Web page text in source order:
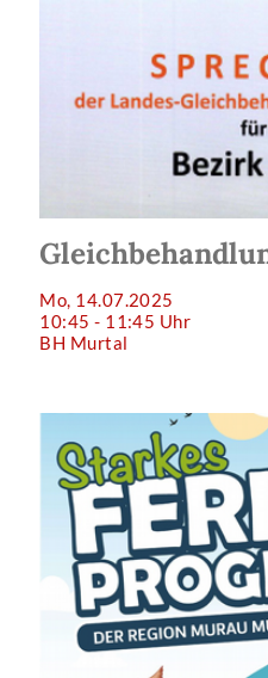
Mo, 14.07.2025
10:45 - 11:45 Uhr
BH Murtal